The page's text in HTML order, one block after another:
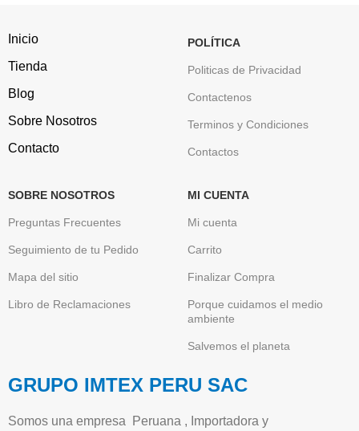
Inicio
Tienda
Blog
Sobre Nosotros
Contacto
POLÍTICA
Politicas de Privacidad
Contactenos
Terminos y Condiciones
Contactos
SOBRE NOSOTROS
Preguntas Frecuentes
Seguimiento de tu Pedido
Mapa del sitio
Libro de Reclamaciones
MI CUENTA
Mi cuenta
Carrito
Finalizar Compra
Porque cuidamos el medio
ambiente
Salvemos el planeta
GRUPO IMTEX PERU SAC
Somos una empresa Peruana , Importadora y